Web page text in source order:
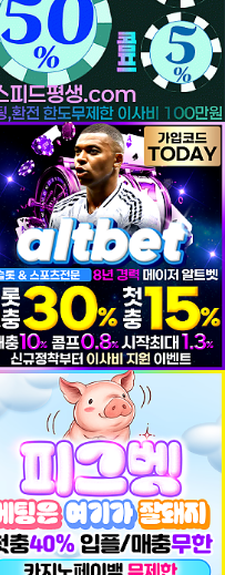
등록일
등록일
등록일